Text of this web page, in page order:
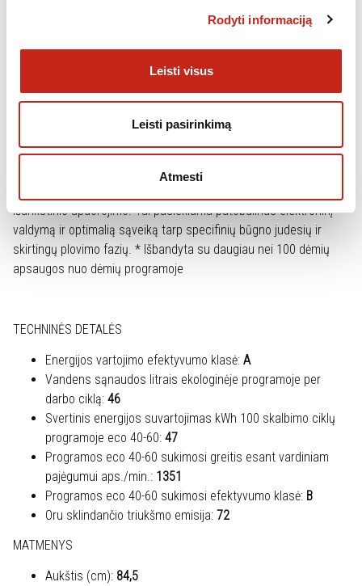
Rodyti informaciją
Leisti visus
Leisti pasirinkimą
Atmesti
dažniausiai pasitaikančius alergenus, tokius kaip žiedadulkės,
erkės ar gyvūnų plaukai. Skalbimo fazės metu 60°C temperatūra
palaikoma iki 30-40 minučių, kad būtų patikimai pašalintos
UK). Iki 5 skalavimo fazių efektyviai pašalinami ploviklio likučiai.
NUO DĖMIŲ
išankstinio apdorojimo. Tai pasiekiama patobulinus elektroninį
valdymą ir optimalią sąveiką tarp specifinių būgno judesių ir
skirtingų plovimo fazių. * Išbandyta su daugiau nei 100 dėmių
apsaugos nuo dėmių programoje
TECHNINĖS DETALĖS
Energijos vartojimo efektyvumo klasė: A
Vandens sąnaudos litrais ekologinėje programoje per
darbo ciklą: 46
Svertinis energijos suvartojimas kWh 100 skalbimo ciklų
programoje eco 40-60: 47
Programos eco 40-60 sukimosi greitis esant vardiniam
pajėgumui aps./min.: 1351
Programos eco 40-60 sukimosi efektyvumo klasė: B
Oru sklindančio triukšmo emisija: 72
MATMENYS
Aukštis (cm): 84,5